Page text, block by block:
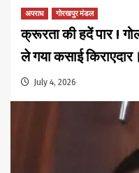
अपराध गोरखपुर मंडल
क्रूरता की हदें पार !
ले गया कसाई किराएदार।
July 4, 2026